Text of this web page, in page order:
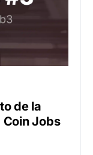
de la
Jobs